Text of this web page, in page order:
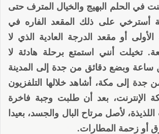
في الحلم البهيج والخيال المترف حتى
أسترخي على ذلك المقعد الفاره في
أو مقعد الدرجة العادية الذي لا
تخيلت أنني استمتع برحلة هادئة لا
ساعة وبضع دقائق من جدة إلى المدينة
جدة إلى مكة، أشاهد خلالها التلفزيون
الإنترنت، بعد أن طلبت وجبة فاخرة
لأصل مرتاح البال والجسد، بعيدا
أو زحمة المطارات.